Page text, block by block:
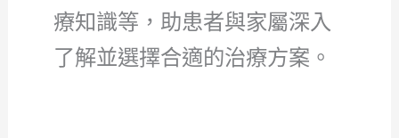
療知識等，助患者與家屬深入
了解並選擇合適的治療方案。